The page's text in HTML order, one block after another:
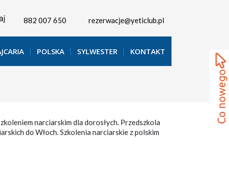
882 007 650 rezerwacje@yeticlub.pl
POLSKA SYLWESTER KONTAKT
narciarskim dla dorosłych. Przedszkola
do Włoch. Szkolenia narciarskie z polskim